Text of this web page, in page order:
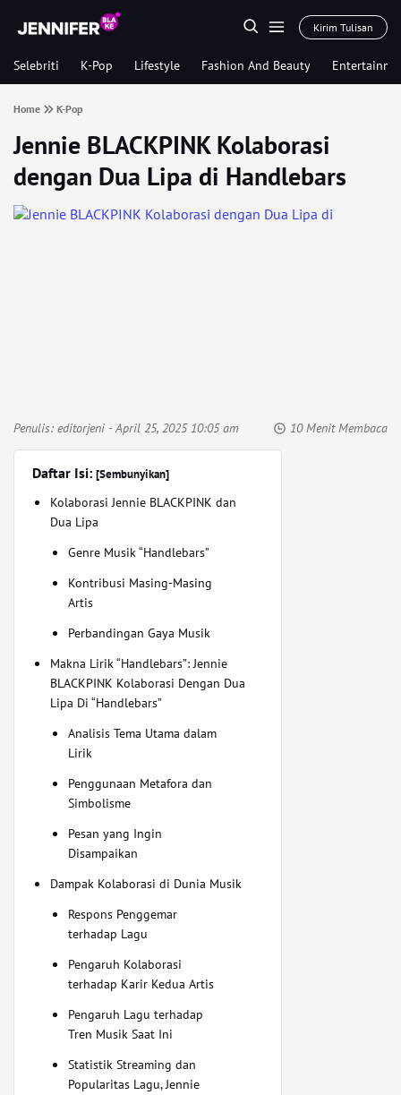
Kirim Tulisan
Selebriti K-Pop Lifestyle Fashion And Beauty
Home K-Pop
Jennie BLACKPINK Kolaborasi
dengan Dua Lipa di Handlebars
Penulis: editorjeni - April 25, 2025 10:05 am 10 Menit Membaca
Daftar Isi: [Sembunyikan]
Kolaborasi Jennie BLACKPINK dan
Dua Lipa
Genre Musik “Handlebars”
Kontribusi Masing-Masing
Artis
Perbandingan Gaya Musik
Makna Lirik “Handlebars”: Jennie
BLACKPINK Kolaborasi Dengan Dua
Lipa Di “Handlebars”
Analisis Tema Utama dalam
Lirik
Penggunaan Metafora dan
Simbolisme
Pesan yang Ingin
Disampaikan
Dampak Kolaborasi di Dunia Musik
Respons Penggemar
terhadap Lagu
Pengaruh Kolaborasi
terhadap Karir Kedua Artis
Pengaruh Lagu terhadap
Tren Musik Saat Ini
Statistik Streaming dan
Popularitas Lagu, Jennie